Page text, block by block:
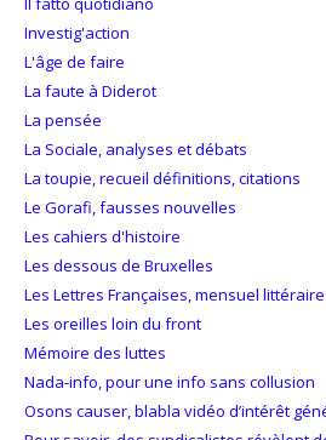
Investig'action
L'âge de faire
La faute à Diderot
La pensée
La Sociale, analyses et débats
La toupie, recueil définitions, citations
Le Gorafi, fausses nouvelles
Les cahiers d'histoire
Les dessous de Bruxelles
Les Lettres Françaises, mensuel littéraire
Les oreilles loin du front
Mémoire des luttes
Nada-info, pour une info sans collusion
Osons causer, blabla vidéo d’intérêt